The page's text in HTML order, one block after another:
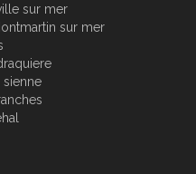
sur mer
sur mer
sienne